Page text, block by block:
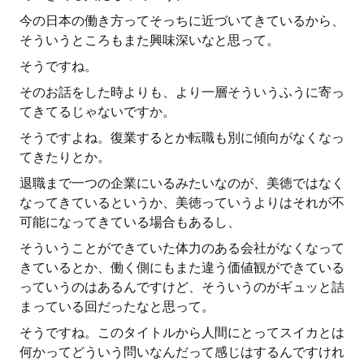
今の日本の働き方ってそっちに近づいてきているから、
そういうところもまた興味深いなと思って。
そうですね。
そのお話をした時よりも、より一層そういうふうに寄っ
てきてるじゃないですか。
そうですよね。復業するとか転職も別に傾向がなくなっ
てきたりとか。
退職まで一つの企業にいるみたいなのが、美徳ではなく
なってきているというか、美徳っていうよりはそれが不
可能になってきている場合もあるし、
そういうことができていた体力のある会社がなくなって
きているとか、働く側にもまた違う価値観ができている
っていうのはあるんですけど、そういうのがギュッと詰
まっている回だったなと思って。
そうですね。このタイトルから人間にとってスイカとは
何かってどういう問いなんだって感じはするんですけれ